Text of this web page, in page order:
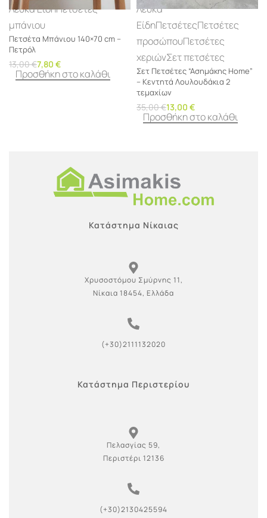
Λευκά ΕίδηΠετσέτες
μπάνιου
Πετσέτα Μπάνιου 140×70 cm –
Πετρόλ
13,00€7,80 €
Προσθήκη στο καλάθι
Λευκά
ΕίδηΠετσέτεςΠετσέτες
προσώπουΠετσέτες
χεριώνΣετ πετσέτες
Σετ Πετσέτες “Ασημάκης Home”
– Κεντητά Λουλουδάκια 2
τεμαχίων
35,00€13,00 €
Προσθήκη στο καλάθι
Κατάστημα Νίκαιας
Χρυσοστόμου Σμύρνης 11,
Νίκαια 18454, Ελλάδα
(+30)2111132020
Κατάστημα Περιστερίου
Πελασγίας 59,
Περιστέρι 12136
(+30)2130425594